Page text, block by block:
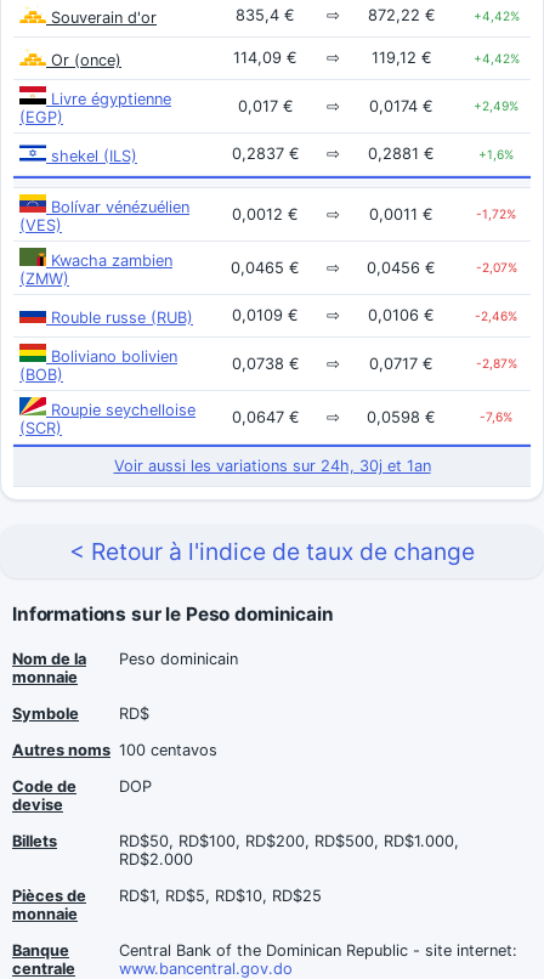
Souverain d'or 835,4 € ⇨ 872,22 € +4,42%
Or (once) 114,09 € ⇨ 119,12 € +4,42%
Livre égyptienne
(EGP)
0,017 € ⇨ 0,0174 € +2,49%
shekel (ILS) 0,2837 € ⇨ 0,2881 € +1,6%
Bolívar vénézuélien
(VES)
0,0012 € ⇨ 0,0011 € -1,72%
Kwacha zambien
(ZMW)
0,0465 € ⇨ 0,0456 € -2,07%
Rouble russe (RUB) 0,0109 € ⇨ 0,0106 € -2,46%
Boliviano bolivien
(BOB)
0,0738 € ⇨ 0,0717 € -2,87%
Roupie seychelloise
(SCR)
0,0647 € ⇨ 0,0598 € -7,6%
Voir aussi les variations sur 24h, 30j et 1an
< Retour à l'indice de taux de change
Informations sur le Peso dominicain
Nom de la
monnaie
Peso dominicain
Symbole
RD$
Autres noms 100 centavos
Code de
devise
DOP
Billets
RD$50, RD$100, RD$200, RD$500, RD$1.000,
RD$2.000
Pièces de
monnaie
RD$1, RD$5, RD$10, RD$25
Banque
centrale
Central Bank of the Dominican Republic - site internet:
www.bancentral.gov.do